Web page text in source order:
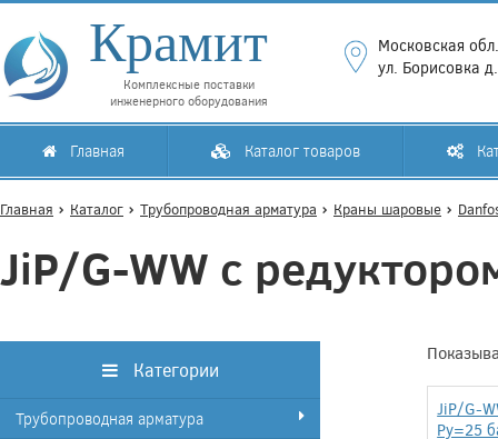
Крамит
Комплексные поставки
инженерного оборудования
Московская
ул. Борисовка
Главная Каталог товаров
Главная Каталог Трубопроводная арматура Краны шаровые
JiP/G-WW с
Категории
Трубопроводная арматура
JiP/G-
Ру=25